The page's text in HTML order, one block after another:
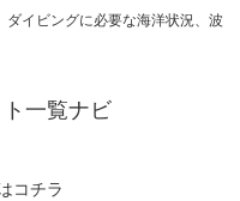
ダイビングに必要な海洋状況、波
一覧ナビ
コチラ